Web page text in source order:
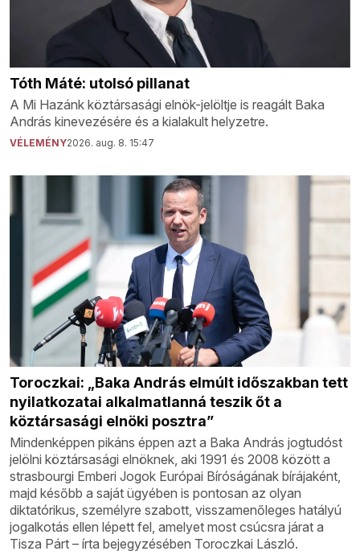
Tóth Máté: utolsó pillanat
A Mi Hazánk köztársasági elnök-jelöltje is reagált Baka
András kinevezésére és a kialakult helyzetre.
VÉLEMÉNY2026. aug. 8. 15:47
Toroczkai: „Baka András elmúlt időszakban tett
nyilatkozatai alkalmatlanná teszik őt a
köztársasági elnöki posztra”
Mindenképpen pikáns éppen azt a Baka András jogtudóst
jelölni köztársasági elnöknek, aki 1991 és 2008 között a
strasbourgi Emberi Jogok Európai Bíróságának bírájaként,
majd később a saját ügyében is pontosan az olyan
diktatórikus, személyre szabott, visszamenőleges hatályú
jogalkotás ellen lépett fel, amelyet most csúcsra járat a
Tisza Párt – írta bejegyzésében Toroczkai László.